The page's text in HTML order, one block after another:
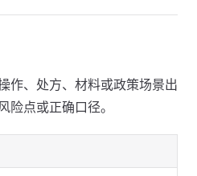
作、处方、材料或政策场景出
险点或正确口径。